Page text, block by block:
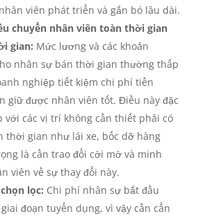
viên phát triển và gắn bó lâu dài.
chuyển nhân viên toàn thời gian
gian: Mức lương và các khoản
nhân sự bán thời gian thường thấp
nghiệp tiết kiệm chi phí tiền
giữ được nhân viên tốt. Điều này đặc
với các vị trí không cần thiết phải có
thời gian như lái xe, bốc dỡ hàng
là cần trao đổi cởi mở và minh
viên về sự thay đổi này.
lọc: Chi phí nhân sự bắt đầu
đoạn tuyển dụng, vì vậy cần cẩn